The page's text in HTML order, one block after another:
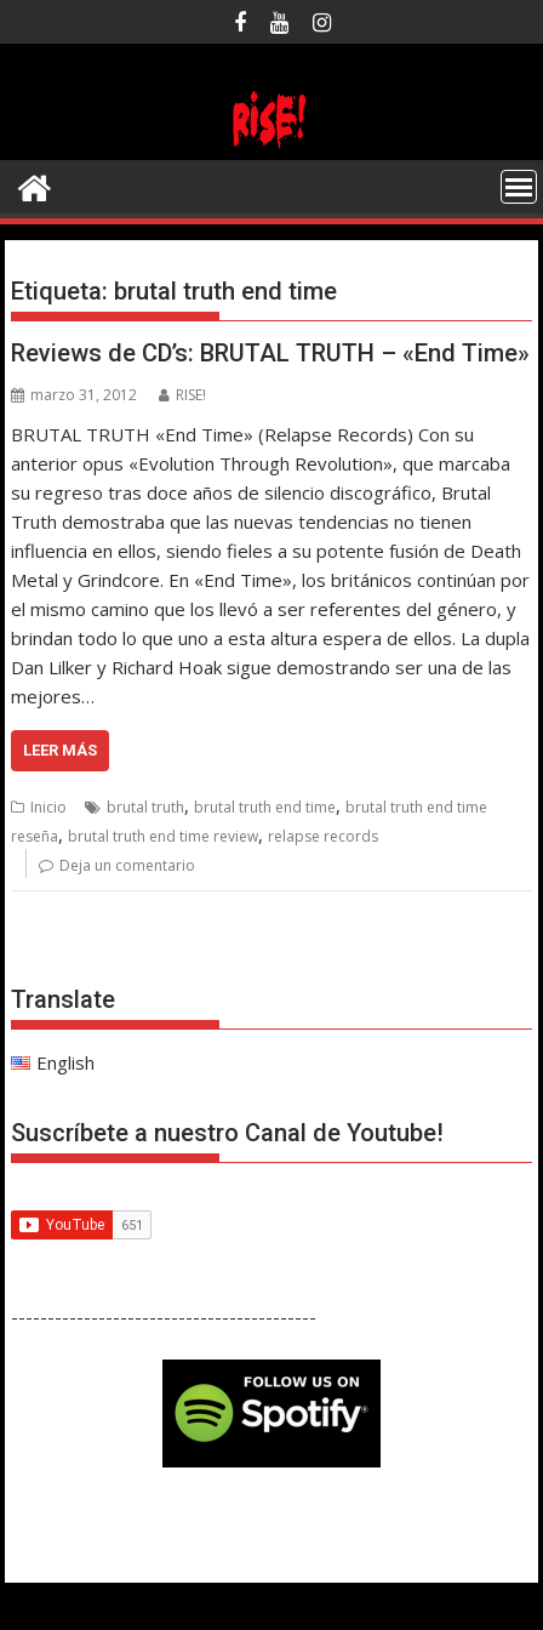
al
Etiqueta: brutal truth end time
Reviews de CD’s: BRUTAL TRUTH – «End Time»
marzo 31, 2012 RISE!
BRUTAL TRUTH «End Time» (Relapse Records) Con su
anterior opus «Evolution Through Revolution», que marcaba
su regreso tras doce años de silencio discográfico, Brutal
Truth demostraba que las nuevas tendencias no tienen
influencia en ellos, siendo fieles a su potente fusión de Death
Metal y Grindcore. En «End Time», los británicos continúan por
el mismo camino que los llevó a ser referentes del género, y
brindan todo lo que uno a esta altura espera de ellos. La dupla
Dan Lilker y Richard Hoak sigue demostrando ser una de las
mejores…
LEER MÁS
Inicio brutal truth, brutal truth end time, brutal truth end time
reseña, brutal truth end time review, relapse records
Deja un comentario
Translate
English
Suscríbete a nuestro Canal de Youtube!
------------------------------------------